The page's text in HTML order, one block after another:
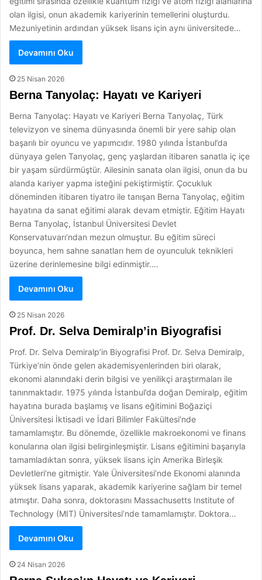
olan ilgisi, onun akademik kariyerinin temellerini oluşturdu.
Mezuniyetinin ardından yüksek lisans için aynı üniversitede…
Devamını Oku
25 Nisan 2026
Berna Tanyolaç: Hayatı ve Kariyeri
Berna Tanyolaç: Hayatı ve Kariyeri Berna Tanyolaç, Türk
televizyon ve sinema dünyasında önemli bir yere sahip olan
başarılı bir oyuncu ve yapımcıdır. 1980 yılında İstanbul’da
dünyaya gelen Tanyolaç, genç yaşlardan itibaren sanatla iç içe
bir yaşam sürdürmüştür. Ailesinin sanata olan ilgisi, onun da bu
alanda kariyer yapma isteğini pekiştirmiştir. Çocukluk
döneminden itibaren tiyatro ile tanışan Berna Tanyolaç, eğitim
hayatına da sanat eğitimi alarak devam etmiştir. Eğitim Hayatı
Berna Tanyolaç, İstanbul Üniversitesi Devlet
Konservatuvarı’ndan mezun olmuştur. Bu eğitim süreci
boyunca, hem sahne sanatları hem de oyunculuk teknikleri
üzerine derinlemesine bilgi edinmiştir.…
Devamını Oku
25 Nisan 2026
Prof. Dr. Selva Demiralp’in Biyografisi
Prof. Dr. Selva Demiralp’in Biyografisi Prof. Dr. Selva Demiralp,
Türkiye’nin önde gelen akademisyenlerinden biri olarak,
ekonomi alanındaki derin bilgisi ve yenilikçi araştırmaları ile
tanınmaktadır. 1975 yılında İstanbul’da doğan Demiralp, eğitim
hayatına burada başlamış ve lisans eğitimini Boğaziçi
Üniversitesi İktisadi ve İdari Bilimler Fakültesi’nde
tamamlamıştır. Bu dönemde, özellikle makroekonomi ve finans
konularına olan ilgisi belirginleşmiştir. Lisans eğitimini başarıyla
tamamladıktan sonra, yüksek lisans için Amerika Birleşik
Devletleri’ne gitmiştir. Yale Üniversitesi’nde Ekonomi alanında
yüksek lisans yaparak, akademik kariyerine sağlam bir temel
atmıştır. Daha sonra, doktorasını Massachusetts Institute of
Technology (MIT) Üniversitesi’nde tamamlamıştır. Doktora…
Devamını Oku
24 Nisan 2026